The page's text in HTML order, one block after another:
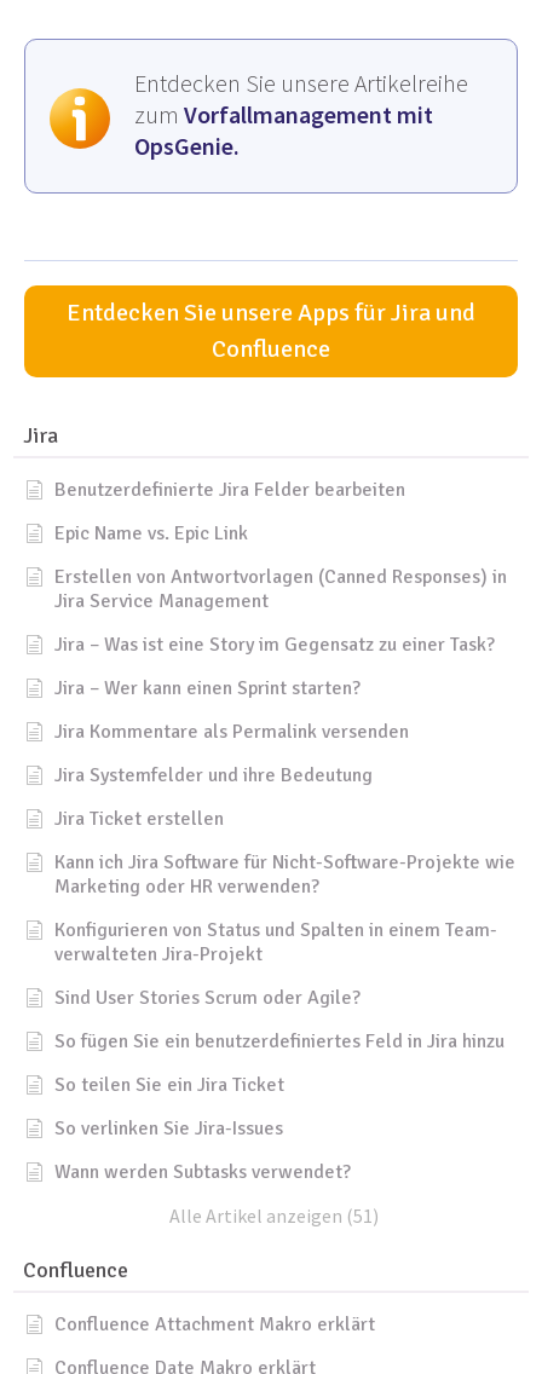
Jira
Benutzerdefinierte Jira Felder bearbeiten
Epic Name vs. Epic Link
Erstellen von Antwortvorlagen (Canned Responses) in
Jira Service Management
Jira – Was ist eine Story im Gegensatz zu einer Task?
Jira – Wer kann einen Sprint starten?
Jira Kommentare als Permalink versenden
Jira Systemfelder und ihre Bedeutung
Jira Ticket erstellen
Kann ich Jira Software für Nicht-Software-Projekte wie
Marketing oder HR verwenden?
Konfigurieren von Status und Spalten in einem Team-
verwalteten Jira-Projekt
Sind User Stories Scrum oder Agile?
So fügen Sie ein benutzerdefiniertes Feld in Jira hinzu
So teilen Sie ein Jira Ticket
So verlinken Sie Jira-Issues
Wann werden Subtasks verwendet?
Alle Artikel anzeigen (51)
Confluence
Confluence Attachment Makro erklärt
Confluence Date Makro erklärt
Entdecken Sie unsere Artikelreihe
zum Vorfallmanagement mit
OpsGenie.
Entdecken Sie unsere Apps für Jira und
Confluence